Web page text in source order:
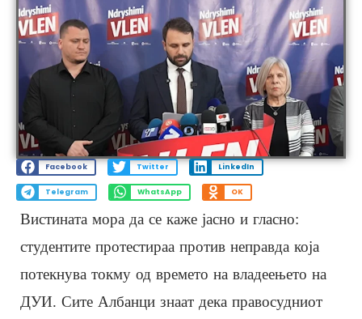
Facebook Twitter LinkedIn
Telegram WhatsApp OK
Вистината мора да се каже јасно и гласно:
студентите протестираа против неправда која
потекнува токму од времето на владеењето на
ДУИ. Сите Албанци знаат дека правосудниот